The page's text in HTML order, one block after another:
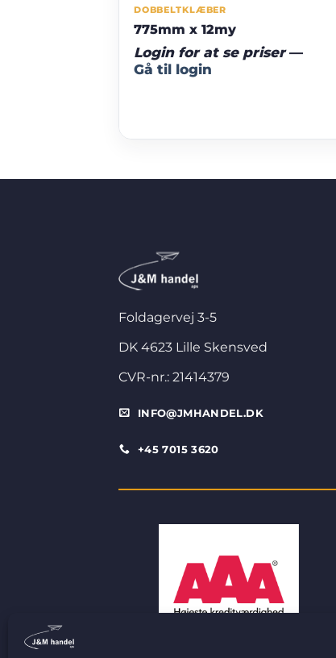
DOBBELTKLÆBER
775mm x 12my
Login for at se priser—
Gå til login
Foldagervej 3-5
DK 4623 Lille Skensved
CVR-nr.: 21414379
INFO@JMHANDEL.DK
+45 7015 3620